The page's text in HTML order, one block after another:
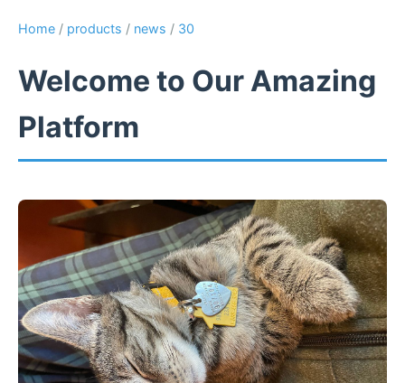
Home / products / news / 30
Welcome to Our Amazing
Platform